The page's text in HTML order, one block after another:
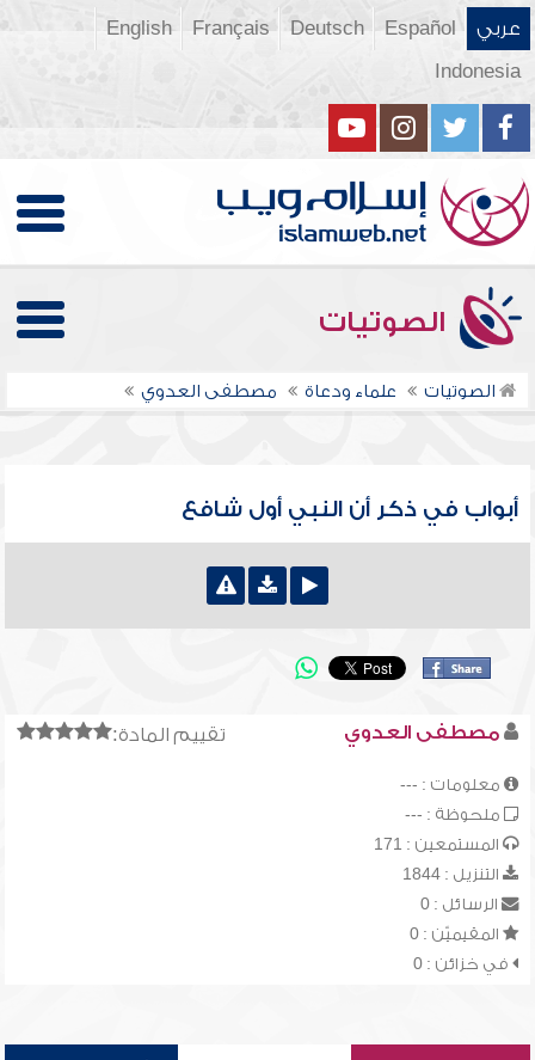
عربي Español
Deutsch
Français
English
Indonesia
الصوتيات
الصوتيات علماء ودعاة مصطفى العدوي
أبواب في ذكر أن النبي أول شافع
تقييم المادة: مصطفى العدوي
معلومات : ---
ملحوظة : ---
المستمعين : 171
التنزيل : 1844
الرسائل : 0
المقيميّن : 0
في خزائن : 0